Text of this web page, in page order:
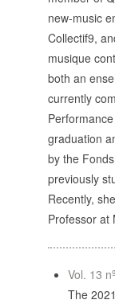
POLITIQUE
LA RÉDACTION
COMITÉ DE
PROTOCOLE
SOUMISSION
PROCHAINS
INDEXATION
new-music
Collectif9,
musique
both an
currently
graduation
by the
previously
Recently,
Professor at
Vol. 13
The